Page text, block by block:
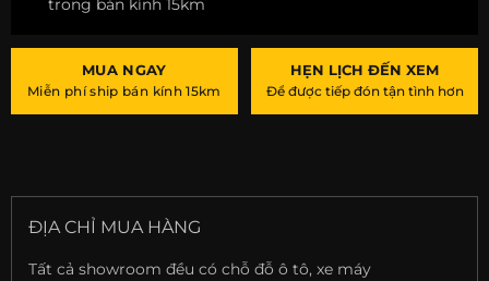
trong bán kính 15km
MUA NGAY
Miễn phí ship bán kính 15km
HẸN LỊCH ĐẾN XEM
Để được tiếp đón tận tình hơn
ĐỊA CHỈ MUA HÀNG
Tất cả showroom đều có chỗ đỗ ô tô, xe máy